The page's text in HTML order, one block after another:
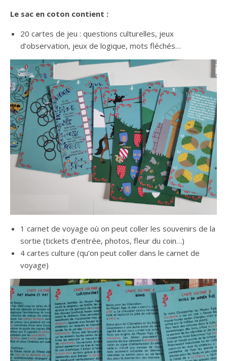
Le sac en coton contient :
20 cartes de jeu : questions culturelles, jeux
d’observation, jeux de logique, mots fléchés…
1 carnet de voyage où on peut coller les souvenirs de la
sortie (tickets d’entrée, photos, fleur du coin…)
4 cartes culture (qu’on peut coller dans le carnet de
voyage)